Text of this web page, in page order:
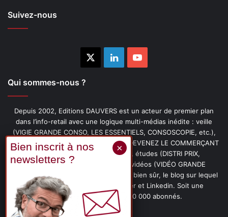
Suivez-nous
LinkedinYouTube
Qui sommes-nous ?
Depuis 2002, Editions DAUVERS est un acteur de premier plan
dans l’info-retail avec une logique multi-médias inédite : veille
(VIGIE GRANDE CONSO, LES ESSENTIELS, CONSOSCOPIE, etc.),
livres (PENSER-CLIENT, IMAGE-PRIX, DEVENEZ LE COMMERÇANT
PRÉFÉRÉ DE VOS CLIENTS, etc.), études (DISTRI PRIX,
PROMOFLASH, DRIVE INSIGHTS), vidéos (VIDÉO GRANDE
CONSO), podcasts (CAFÉ CONSO) et, bien sûr, le blog sur lequel
vous êtes, ainsi que les fils Twitter et Linkedin. Soit une
communauté de plus de 150 000 abonnés.